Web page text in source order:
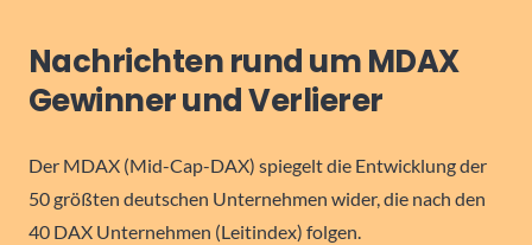
Nachrichten rund um MDAX
Gewinner und Verlierer
Der MDAX (Mid-Cap-DAX) spiegelt die Entwicklung der
50 größten deutschen Unternehmen wider, die nach den
40 DAX Unternehmen (Leitindex) folgen.